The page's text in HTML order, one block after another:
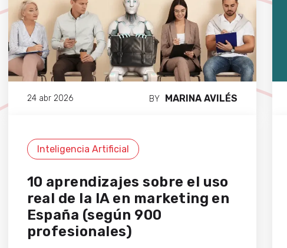
24 abr 2026 BY MARINA AVILÉS
Inteligencia Artificial
10 aprendizajes sobre el uso
real de la IA en marketing en
España (según 900
profesionales)